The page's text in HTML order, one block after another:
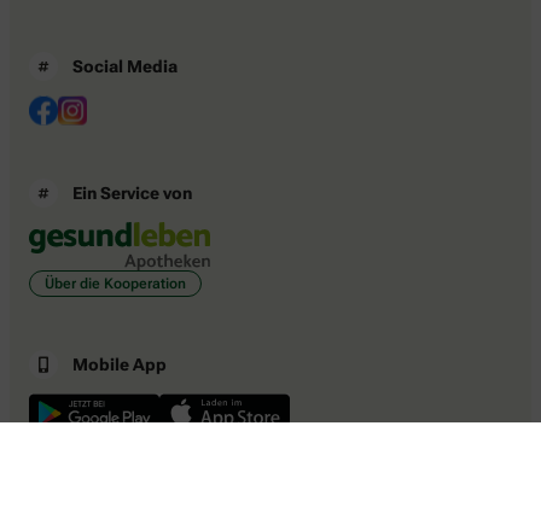
Social Media
Ein Service von
Über die Kooperation
Mobile App